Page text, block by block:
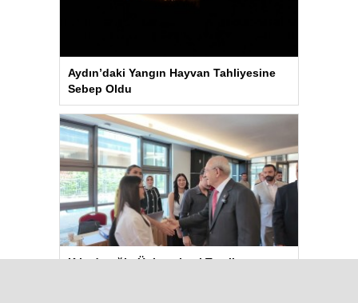
Aydın’daki Yangın Hayvan Tahliyesine
Sebep Oldu
Kılıçdaroğlu Üniversitesi Tercih